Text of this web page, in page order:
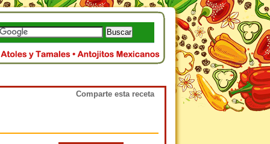
Comparte esta receta